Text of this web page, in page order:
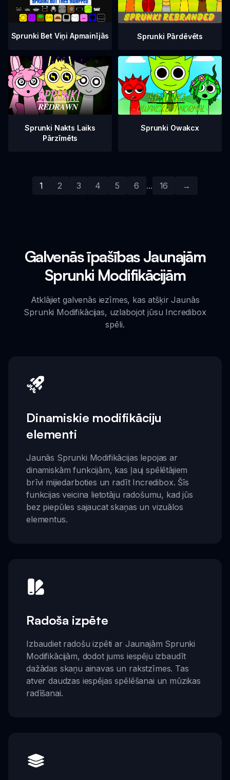
Sprunki Bet Viņi Apmainījās Sprunki Pārdēvēts
Sprunki Nakts Laiks
Pārzīmēts
Sprunki Owakcx
1 2 3 4 5 6 ... 16 →
Galvenās īpašības Jaunajām
Sprunki Modifikācijām
Atklājiet galvenās iezīmes, kas atšķir Jaunās
Sprunki Modifikācijas, uzlabojot jūsu Incredibox
spēli.
Dinamiskie modifikāciju
elementi
Jaunās Sprunki Modifikācijas lepojas ar
dinamiskām funkcijām, kas ļauj spēlētājiem
brīvi mijiedarboties un radīt Incredibox. Šīs
funkcijas veicina lietotāju radošumu, kad jūs
bez piepūles sajaucat skaņas un vizuālos
elementus.
Radoša izpēte
Izbaudiet radošu izpēti ar Jaunajām Sprunki
Modifikācijām, dodot jums iespēju izbaudīt
dažādas skaņu ainavas un rakstzīmes. Tas
atver daudzas iespējas spēlēšanai un mūzikas
radīšanai.